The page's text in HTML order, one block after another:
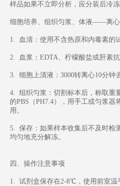
样品如果不立即分析，应分装后冷
细胞培养、组织匀浆、体液——离心
1. 血清：使用不含热原和内毒素的
2. 血浆：EDTA、柠檬酸盐或肝素抗
3. 细胞上清液：3000转离心10分钟
4. 组织匀浆：切割标本后，称取重
的PBS（PH7.4），用手工或匀浆
用。
5. 保存：如果样本收集后不及时检
均匀地充分解冻。
四、操作注意事项
1. 试剂盒保存在2-8℃，使用前室温